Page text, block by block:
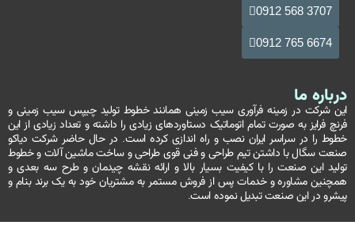
3707 568 0912
6674 765 0912
درباره ما
این شرکت در زمینه فرآوری سیب زمینی همانند خطوط تولید چیپس سیب زمینی و
فرنچ فرایز به صورت تمام اتوماتیک دستاوردهای زیادی را داشته و تعداد زیادی از این
خطوط را در سراسر ایران نصب و راه اندازی کرده است. در حال حاضر شرکت دیاکو
صنعت سگال با داشتن تیم طراحی و فنی قوی طراحی و ساخت ماشین آلات و خطوط
تولید این صنعت را با کیفیت بسیار بالا و ارائه نقشه چیدمان و طرح سه بعدی و
همچنین مشاوره و خدمات پس از فروش مستمر به مشتریان خود به یک برند بنام و
پیشرو در این صنعت تبدیل نموده است.